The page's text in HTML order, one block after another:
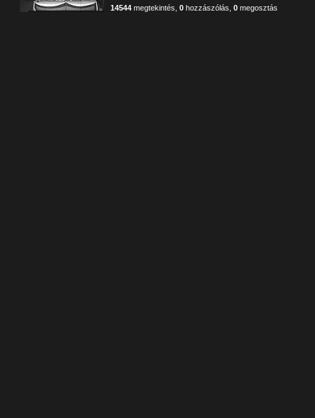
14544 megtekintés ,0 hozzászólás ,0 megosztás